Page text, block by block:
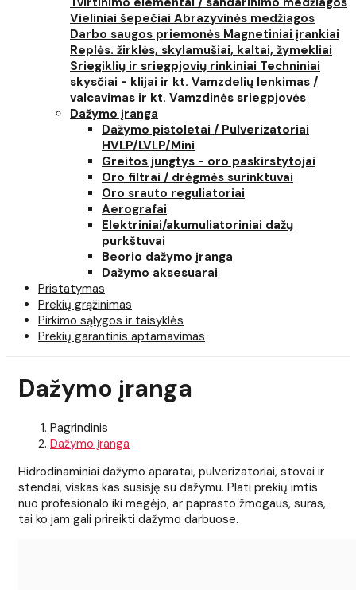
Vieliniai šepečiai Abrazyvinės medžiagos
Darbo saugos priemonės Magnetiniai įrankiai
Replės. žirklės, skylamušiai, kaltai, žymekliai
Sriegiklių ir sriegpjovių rinkiniai Techniniai
skysčiai - klijai ir kt. Vamzdelių lenkimas /
valcavimas ir kt. Vamzdinės sriegpjovės
Dažymo įranga
Dažymo pistoletai / Pulverizatoriai
HVLP/LVLP/Mini
Greitos jungtys - oro paskirstytojai
Oro filtrai / drėgmės surinktuvai
Oro srauto reguliatoriai
Aerografai
Elektriniai/akumuliatoriniai dažų
purkštuvai
Beorio dažymo įranga
Dažymo aksesuarai
Pristatymas
Prekių grąžinimas
Pirkimo sąlygos ir taisyklės
Prekių garantinis aptarnavimas
Dažymo įranga
Pagrindinis
Dažymo įranga
Hidrodinaminiai dažymo aparatai, pulverizatoriai, stovai ir
stendai, viskas kas susisję su dažymu. Plati prekių imtis
nuo profesionalo iki megėjo, ar paprasto žmogaus, suras,
tai ko jam gali prireikti dažymo darbuose.